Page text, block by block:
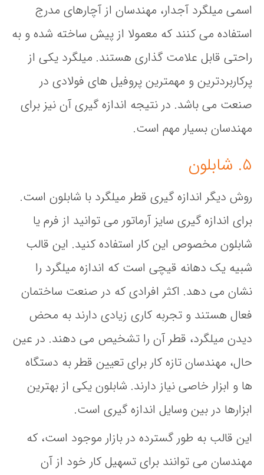
اسمی میلگرد آجدار، مهندسان از آچارهای مدرج
استفاده می کنند که معمولا از پیش ساخته شده و به
راحتی قابل علامت گذاری هستند. میلگرد یکی از
پرکاربردترین و مهمترین پروفیل های فولادی در
صنعت می باشد. در نتیجه اندازه گیری آن نیز برای
مهندسان بسیار مهم است.
۵. شابلون
روش دیگر اندازه گیری قطر میلگرد با شابلون است.
برای اندازه گیری سایز آرماتور می توانید از فرم یا
شابلون مخصوص این کار استفاده کنید. این قالب
شبیه یک دهانه قیچی است که اندازه میلگرد را
نشان می دهد. اکثر افرادی که در صنعت ساختمان
فعال هستند و تجربه کاری زیادی دارند به محض
دیدن میلگرد، قطر آن را تشخیص می دهند. در عین
حال، مهندسان تازه کار برای تعیین قطر به دستگاه
ها و ابزار خاصی نیاز دارند. شابلون یکی از بهترین
ابزارها در بین وسایل اندازه گیری است.
این قالب به طور گسترده در بازار موجود است، که
مهندسان می توانند برای تسهیل کار خود از آن